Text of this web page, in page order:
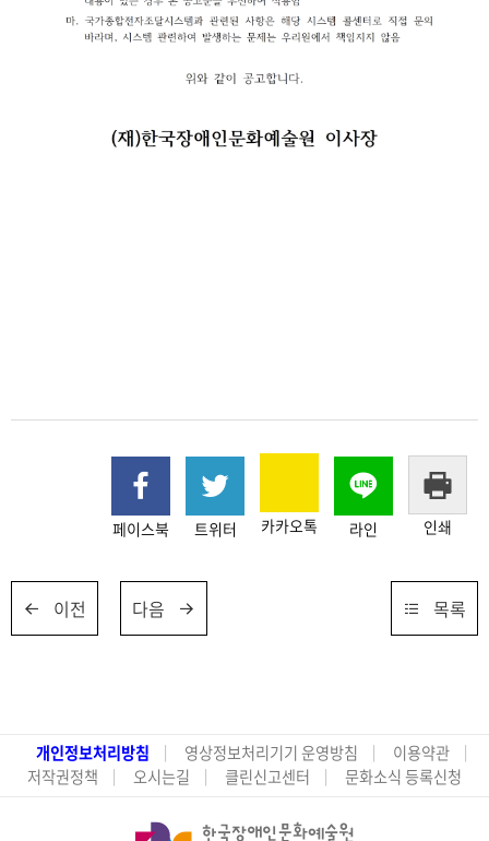
페이스북 트위터 카카오톡 라인 인쇄
이전 다음 목록
개인정보처리방침 영상정보처리기기 운영방침
이용약관
저작권정책
오시는길 클린신고센터 문화소식 등록신청